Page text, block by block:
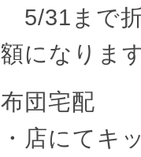
5/31まで
額になりま
布団宅配
・店にてキ